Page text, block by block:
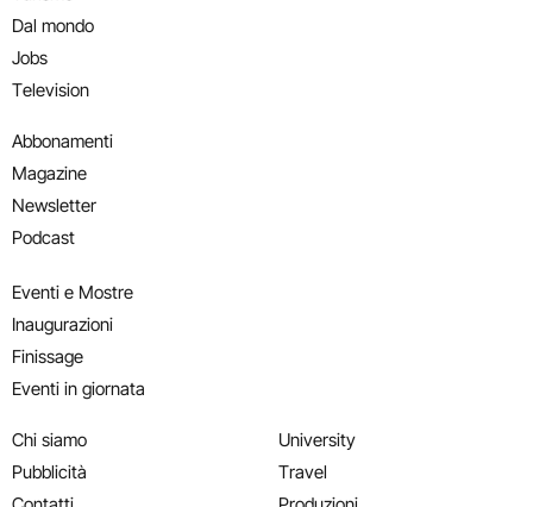
Dal mondo
Jobs
Television
Abbonamenti
Magazine
Newsletter
Podcast
Eventi e Mostre
Inaugurazioni
Finissage
Eventi in giornata
Chi siamo
Pubblicità
University
Travel